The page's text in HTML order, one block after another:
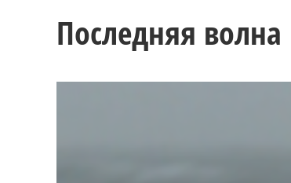
Последняя волна